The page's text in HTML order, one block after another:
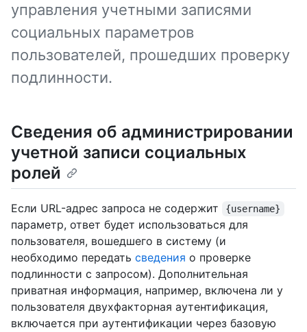
управления учетными записями
социальных параметров
пользователей, прошедших проверку
подлинности.
Сведения об администрировании
учетной записи социальных
ролей
Если URL-адрес запроса не содержит {username}
параметр, ответ будет использоваться для
пользователя, вошедшего в систему (и
необходимо передать сведения о проверке
подлинности с запросом). Дополнительная
приватная информация, например, включена ли у
пользователя двухфакторная аутентификация,
включается при аутентификации через базовую